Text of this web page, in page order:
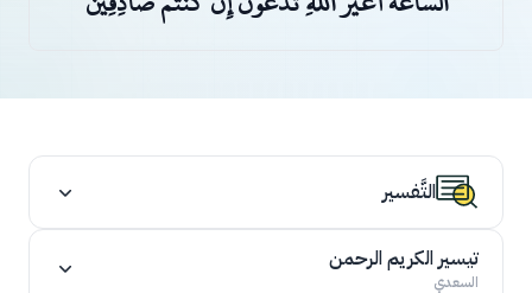
التَّفسير
تيسير الكريم الرحمن
السعدي